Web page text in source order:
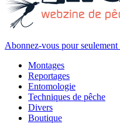
Abonnez-vous pour seulement
Montages
Reportages
Entomologie
Techniques de pêche
Divers
Boutique